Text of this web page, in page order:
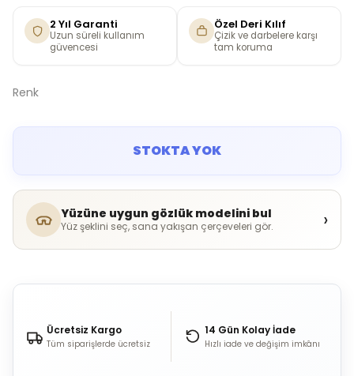
2 Yıl Garanti
Uzun süreli kullanım
güvencesi
Özel Deri Kılıf
Çizik ve darbelere karşı
tam koruma
Renk
STOKTA YOK
Yüzüne uygun gözlük modelini bul
Yüz şeklini seç, sana yakışan çerçeveleri gör. ›
Ücretsiz Kargo
Tüm siparişlerde ücretsiz
14 Gün Kolay İade
Hızlı iade ve değişim imkânı